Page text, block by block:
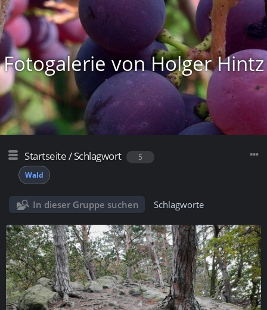
Fotogalerie von Holger Hintz
Startseite/Schlagwort
5
Wald
In dieser Gruppe suchen Schlagworte